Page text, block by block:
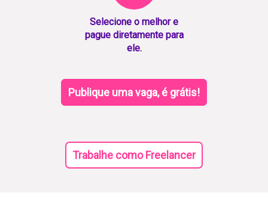
Selecione o melhor e
pague diretamente para
ele.
Publique uma vaga, é grátis!
Trabalhe como Freelancer